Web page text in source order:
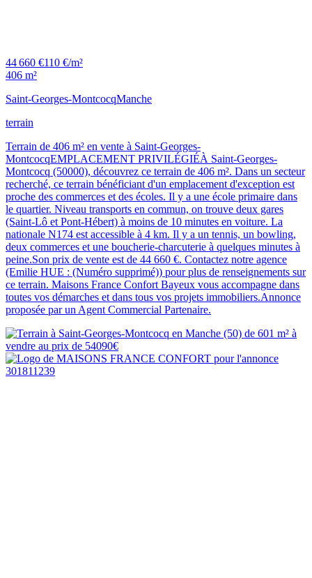
44 660 €110 €/m²
406 m²
Saint-Georges-MontcocqManche
terrain
Terrain de 406 m² en vente à Saint-Georges-
MontcocqEMPLACEMENT PRIVILÉGIÉÀ Saint-Georges-
Montcocq (50000), découvrez ce terrain de 406 m². Dans un secteur
recherché, ce terrain bénéficiant d'un emplacement d'exception est
proche des commerces et des écoles. Il y a une école primaire dans
le quartier. Niveau transports en commun, on trouve deux gares
(Saint-Lô et Pont-Hébert) à moins de 10 minutes en voiture. La
nationale N174 est accessible à 4 km. Il y a un tennis, un bowling,
deux commerces et une boucherie-charcuterie à quelques minutes à
peine.Son prix de vente est de 44 660 €. Contactez notre agence
(Emilie HUE : (Numéro supprimé)) pour plus de renseignements sur
ce terrain. Maisons France Confort Bayeux vous accompagne dans
toutes vos démarches et dans tous vos projets immobiliers.Annonce
proposée par un Agent Commercial Partenaire.